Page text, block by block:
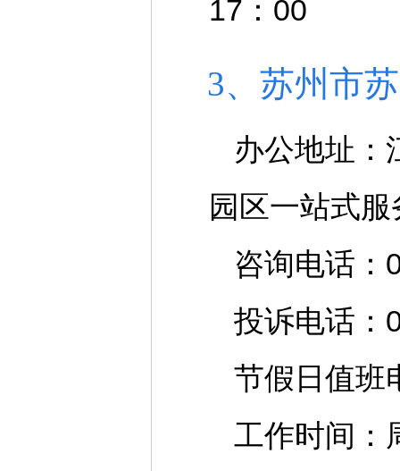
17：00
3、苏州市
办公地址：
园区一站式
咨询电话：
投诉电话：
节假日值班
工作时间：